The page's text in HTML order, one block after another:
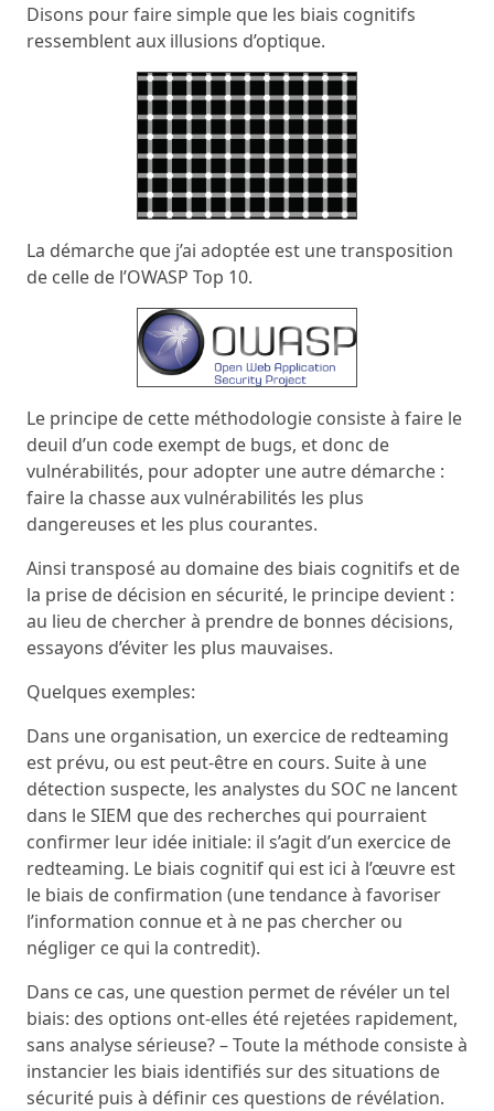
Disons pour faire simple que les biais cognitifs
ressemblent aux illusions d’optique.
La démarche que j’ai adoptée est une transposition
de celle de l’OWASP Top 10.
Le principe de cette méthodologie consiste à faire le
deuil d’un code exempt de bugs, et donc de
vulnérabilités, pour adopter une autre démarche :
faire la chasse aux vulnérabilités les plus
dangereuses et les plus courantes.
Ainsi transposé au domaine des biais cognitifs et de
la prise de décision en sécurité, le principe devient :
au lieu de chercher à prendre de bonnes décisions,
essayons d’éviter les plus mauvaises.
Quelques exemples:
Dans une organisation, un exercice de redteaming
est prévu, ou est peut-être en cours. Suite à une
détection suspecte, les analystes du SOC ne lancent
dans le SIEM que des recherches qui pourraient
confirmer leur idée initiale: il s’agit d’un exercice de
redteaming. Le biais cognitif qui est ici à l’œuvre est
le biais de confirmation (une tendance à favoriser
l’information connue et à ne pas chercher ou
négliger ce qui la contredit).
Dans ce cas, une question permet de révéler un tel
biais: des options ont-elles été rejetées rapidement,
sans analyse sérieuse? – Toute la méthode consiste à
instancier les biais identifiés sur des situations de
sécurité puis à définir ces questions de révélation.